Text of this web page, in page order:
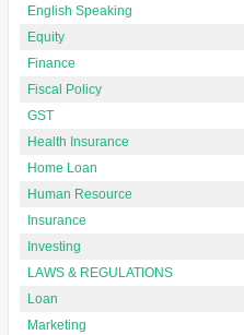
English Speaking
Equity
Finance
Fiscal Policy
GST
Health Insurance
Home Loan
Human Resource
Insurance
Investing
LAWS & REGULATIONS
Loan
Marketing